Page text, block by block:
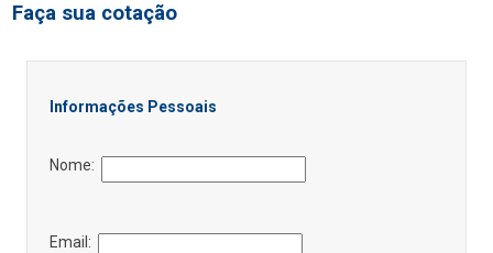
Faça sua cotação
Informações Pessoais
Nome:
Email: